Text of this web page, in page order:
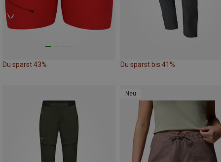
Du sparst 43% Du sparst bis 41%
Neu